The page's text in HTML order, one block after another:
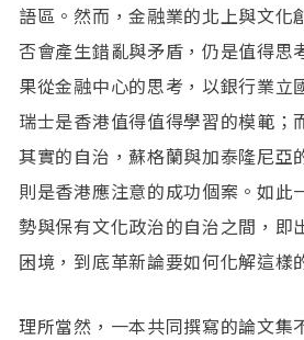
語區。然而，金融業的北上與文化
否會產生錯亂與矛盾，仍是值得思
果從金融中心的思考，以銀行業立
瑞士是香港值得值得學習的模範；
其實的自治，蘇格蘭與加泰隆尼亞
則是香港應注意的成功個案。如此
勢與保有文化政治的自治之間，即
困境，到底革新論要如何化解這樣
理所當然，一本共同撰寫的論文集